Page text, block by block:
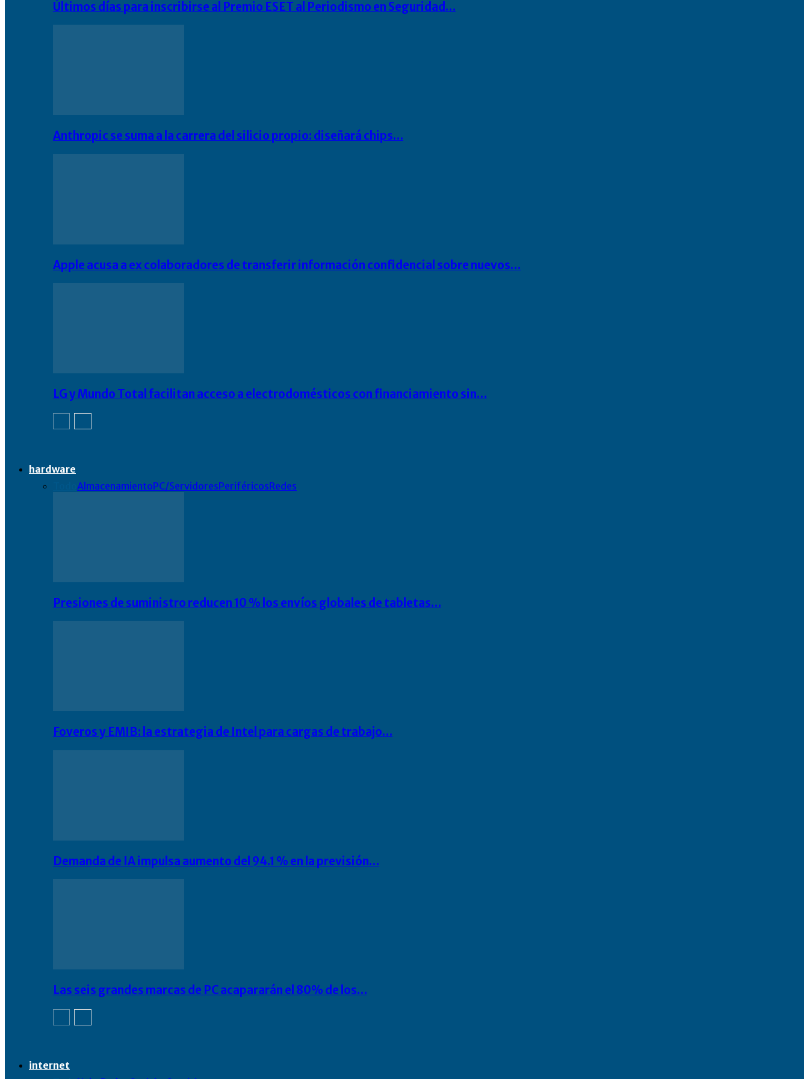
Últimos días para inscribirse al Premio ESET al Periodismo en Seguridad…
Anthropic se suma a la carrera del silicio propio: diseñará chips…
Apple acusa a ex colaboradores de transferir información confidencial sobre nuevos…
LG y Mundo Total facilitan acceso a electrodomésticos con financiamiento sin…
hardware
AlmacenamientoPC/ServidoresPeriféricosRedes
Presiones de suministro reducen 10 % los envíos globales de tabletas…
Foveros y EMIB: la estrategia de Intel para cargas de trabajo…
Demanda de IA impulsa aumento del 94.1 % en la previsión…
Las seis grandes marcas de PC acapararán el 80% de los…
internet